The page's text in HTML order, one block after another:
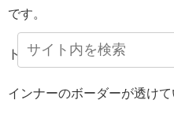
です。
トップスは白いオーバーシャ
インナーのボーダーが透けて